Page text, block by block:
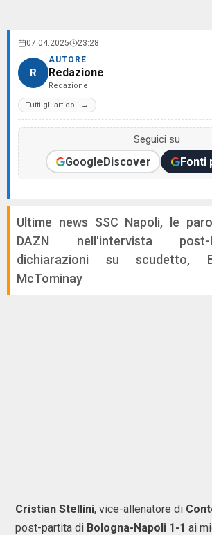
07.04.2025 23:28
R
AUTORE
Redazione
Redazione
Tutti gli articoli →
Seguici su
GoogleDiscover Fonti
Ultime news SSC Napoli, le
DAZN nell'intervista
dichiarazioni su scudetto,
McTominay
Cristian Stellini, vice-allenatore di
post-partita di Bologna-Napoli 1-1 ai